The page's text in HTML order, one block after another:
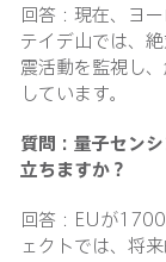
回答：現在、ヨ
テイデ山では、
震活動を監視し
しています。
質問：量子セン
立ちますか？
回答：EUが
ェクトでは、将